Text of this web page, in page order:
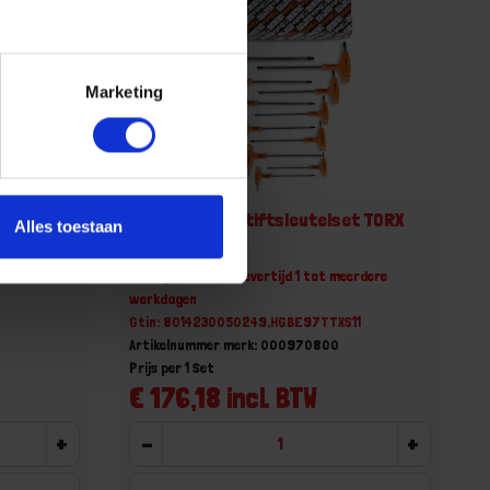
Marketing
Alles toestaan
kracht
+
BETA Haakse stiftsleutelset TORX
Niet op voorraad, levertijd 1 tot meerdere
werkdagen
Gtin: 8014230050249,HGBE97TTXS11
Artikelnummer merk: 000970800
€ 176,18 incl. BTW
Prijs per 1 Set
- +